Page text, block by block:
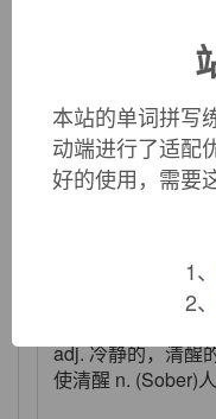
adj. 冷静的，清醒
使清醒 n. (Sober)
本站的单词拼写
动端进行了适配
好的使用，需要
1、
2、